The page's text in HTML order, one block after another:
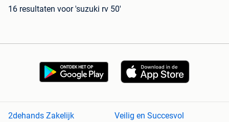
16 resultaten voor 'suzuki rv 50'
2dehands Zakelijk Veilig en Succesvol